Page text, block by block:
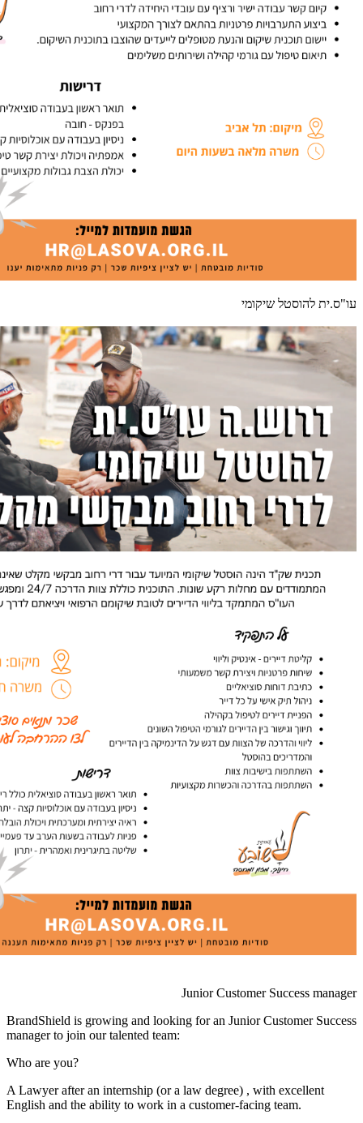
עו"ס.ית להוסטל שיקומי
Junior Customer Success manager
BrandShield is growing and looking for an Junior Customer Success
manager to join our talented team:
Who are you?
A Lawyer after an internship (or a law degree) , with excellent
English and the ability to work in a customer-facing team.